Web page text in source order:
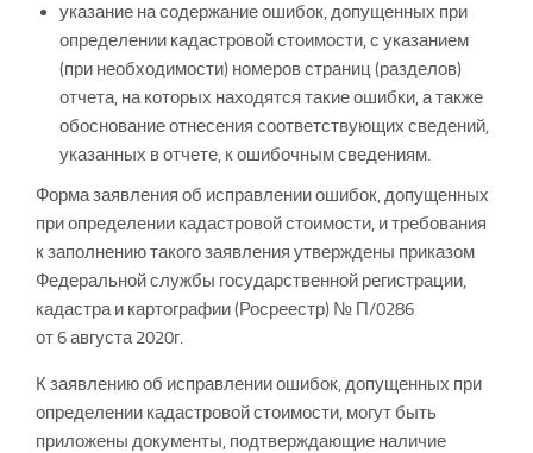
указание на содержание ошибок, допущенных при
определении кадастровой стоимости, с указанием
(при необходимости) номеров страниц (разделов)
отчета, на которых находятся такие ошибки, а также
обоснование отнесения соответствующих сведений,
указанных в отчете, к ошибочным сведениям.
Форма заявления об исправлении ошибок, допущенных
при определении кадастровой стоимости, и требования
к заполнению такого заявления утверждены приказом
Федеральной службы государственной регистрации,
кадастра и картографии (Росреестр) № П/0286
от 6 августа 2020г.
К заявлению об исправлении ошибок, допущенных при
определении кадастровой стоимости, могут быть
приложены документы, подтверждающие наличие